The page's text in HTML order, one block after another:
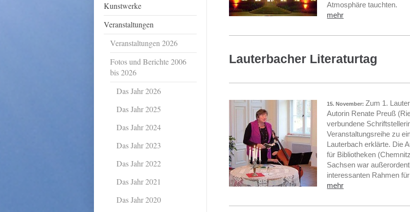
Kunstwerke
Veranstaltungen
Veranstaltungen 2026
Fotos und Berichte 2006
bis 2026
Das Jahr 2026
Das Jahr 2025
Das Jahr 2024
Das Jahr 2023
Das Jahr 2022
Das Jahr 2021
Das Jahr 2020
Atmosphäre tauchten.
mehr
Lauterbacher Literaturtag
15. November:Zum 1.
Autorin Renate Preuß
verbundene
Veranstaltungsreihe zu
Lauterbach erklärte. Die
für Bibliotheken
Sachsen war
interessanten Rahmen
mehr